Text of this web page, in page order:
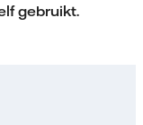
gebruikt.